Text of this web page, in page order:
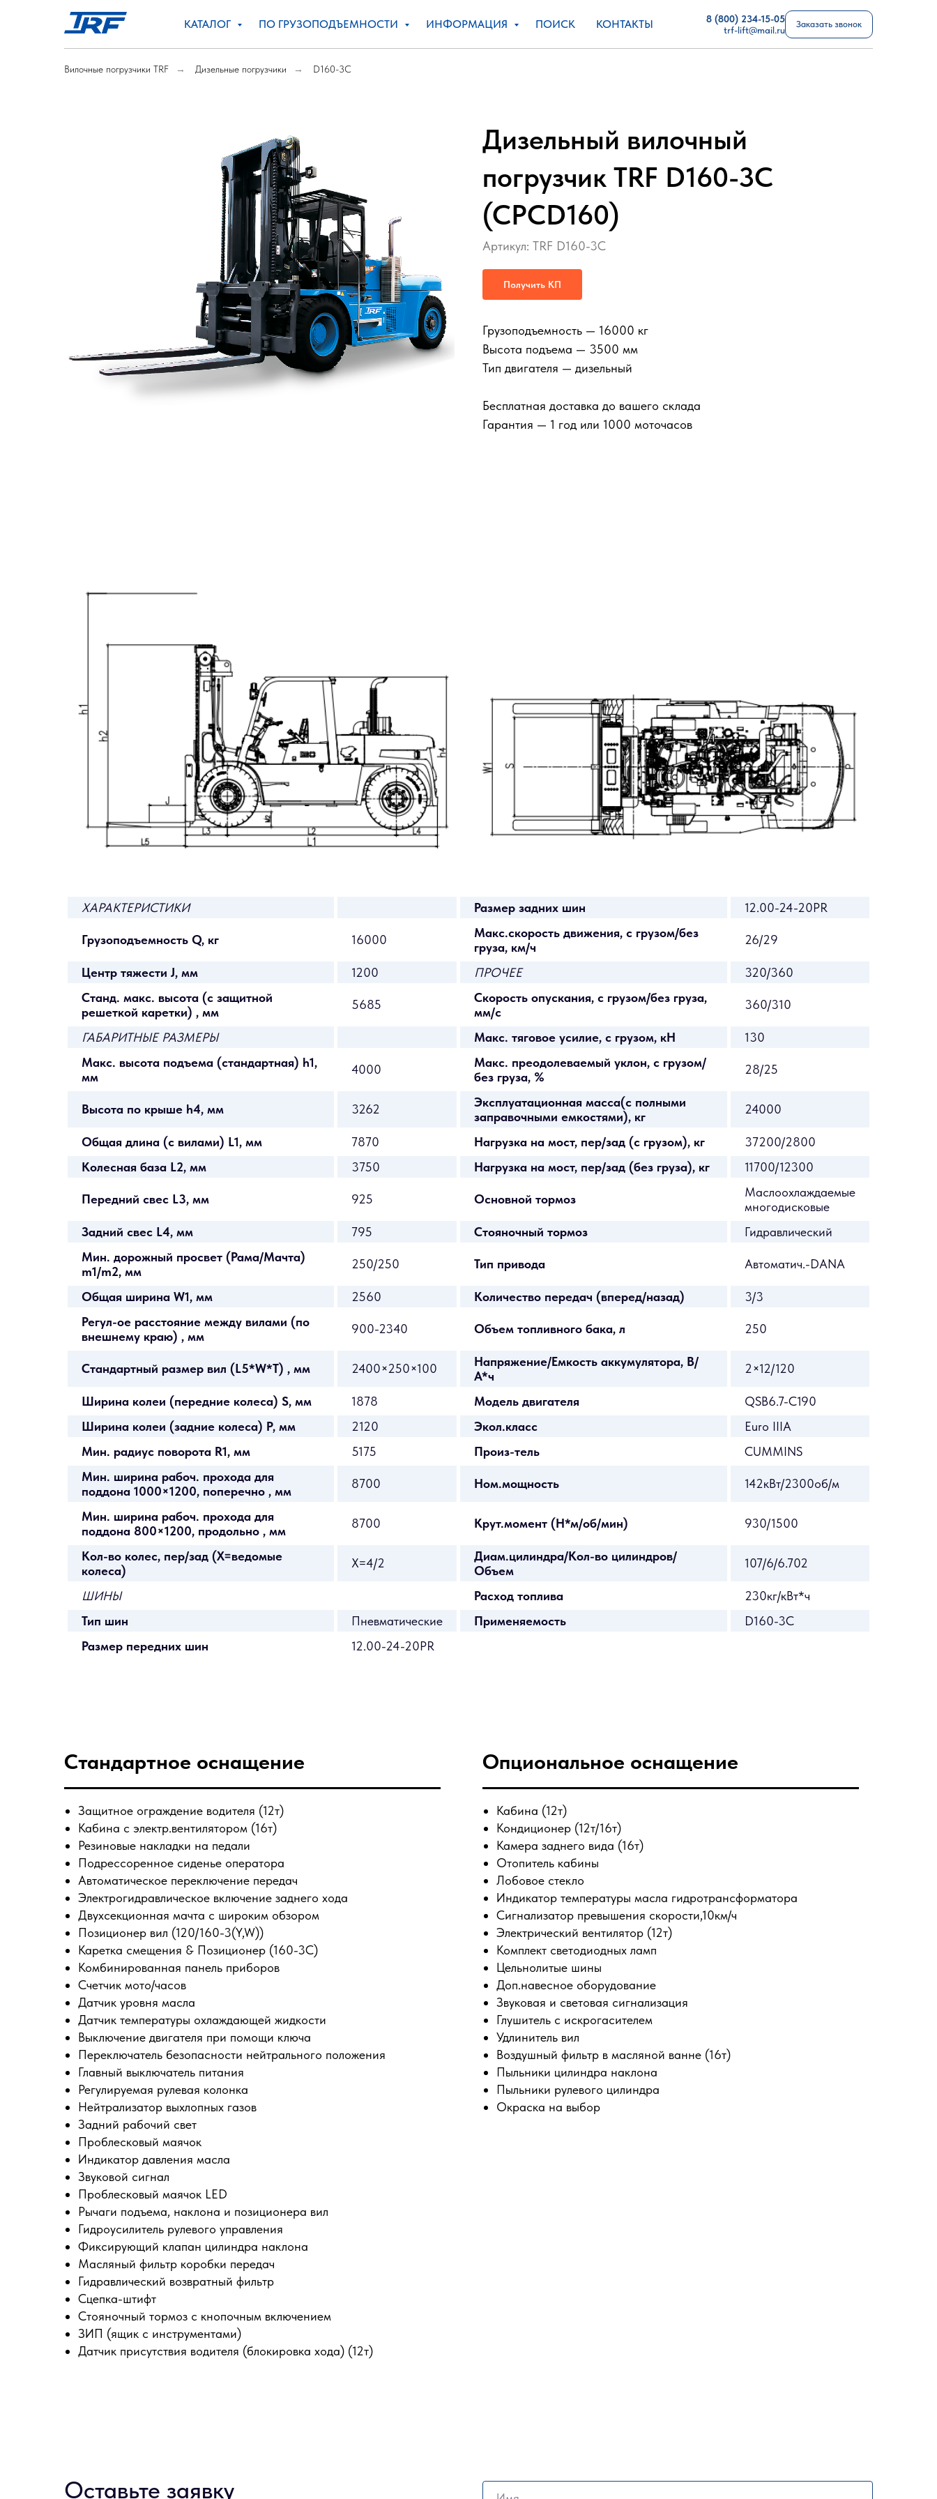
КАТАЛОГ ПО ГРУЗОПОДЪЕМНОСТИ ИНФОРМАЦИЯ ПОИСК КОНТАКТЫ
8 (800) 234-15-05
trf-lift@mail.ru
Заказать звонок
Вилочные погрузчики TRF → Дизельные погрузчики → D160-3C
Дизельный вилочный
погрузчик TRF D160-3C
(CPCD160)
Артикул: TRF D160-3C
Получить КП
Грузоподъемность — 16000 кг
Высота подъема — 3500 мм
Тип двигателя — дизельный
Бесплатная доставка до вашего склада
Гарантия — 1 год или 1000 моточасов
ХАРАКТЕРИСТИКИ Размер задних шин 12.00-24-20PR
Грузоподъемность Q, кг 16000
Макс.скорость движения, с грузом/без
груза, км/ч
26/29
Центр тяжести J, мм 1200 ПРОЧЕЕ
320/360
Станд. макс. высота (с защитной
решеткой каретки) , мм
5685
Скорость опускания, с грузом/без груза,
мм/с
360/310
ГАБАРИТНЫЕ РАЗМЕРЫ Макс. тяговое усилие, с грузом, кН
130
Макс. высота подъема (стандартная) h1,
мм
4000
Макс. преодолеваемый уклон, с грузом/
без груза, %
28/25
Высота по крыше h4, мм 3262
Эксплуатационная масса(с полными
заправочными емкостями), кг
24000
Общая длина (с вилами) L1, мм 7870 Нагрузка на мост, пер/зад (с грузом), кг
37200/2800
Колесная база L2, мм
3750 Нагрузка на мост, пер/зад (без груза), кг 11700/12300
Передний свес L3, мм 925 Основной тормоз
Маслоохлаждаемые
многодисковые
Задний свес L4, мм
795 Стояночный тормоз
Гидравлический
Мин. дорожный просвет (Рама/Мачта)
m1/m2, мм
250/250 Тип привода Автоматич.-DANA
Общая ширина W1, мм 2560 Количество передач (вперед/назад)
3/3
Регул-ое расстояние между вилами (по
внешнему краю) , мм
900-2340 Объем топливного бака, л 250
Стандартный размер вил (L5*W*T) , мм 2400×250×100
Напряжение/Емкость аккумулятора, В/
А*ч
2×12/120
Ширина колеи (передние колеса) S, мм 1878 Модель двигателя
QSB6.7-C190
Ширина колеи (задние колеса) P, мм
2120 Экол.класс
Euro IIIA
Мин. радиус поворота R1, мм
5175 Произ-тель
CUMMINS
Мин. ширина рабоч. прохода для
поддона 1000×1200, поперечно , мм
8700 Ном.мощность 142кВт/2300об/м
Мин. ширина рабоч. прохода для
поддона 800×1200, продольно , мм
8700 Крут.момент (Н*м/об/мин) 930/1500
Кол-во колес, пер/зад (X=ведомые
колеса)
X=4/2
Диам.цилиндра/Кол-во цилиндров/
Объем
107/6/6.702
ШИНЫ Расход топлива
230кг/кВт*ч
Тип шин
Пневматические Применяемость
D160-3C
Размер передних шин
12.00-24-20PR
Стандартное оснащение
Защитное ограждение водителя (12т)
Кабина с электр.вентилятором (16т)
Резиновые накладки на педали
Подрессоренное сиденье оператора
Автоматическое переключение передач
Электрогидравлическое включение заднего хода
Двухсекционная мачта с широким обзором
Позиционер вил (120/160-3(Y,W))
Каретка смещения & Позиционер (160-3C)
Комбинированная панель приборов
Счетчик мото/часов
Датчик уровня масла
Датчик температуры охлаждающей жидкости
Выключение двигателя при помощи ключа
Переключатель безопасности нейтрального положения
Главный выключатель питания
Регулируемая рулевая колонка
Нейтрализатор выхлопных газов
Задний рабочий свет
Проблесковый маячок
Индикатор давления масла
Звуковой сигнал
Проблесковый маячок LED
Рычаги подъема, наклона и позиционера вил
Гидроусилитель рулевого управления
Фиксирующий клапан цилиндра наклона
Масляный фильтр коробки передач
Гидравлический возвратный фильтр
Сцепка-штифт
Стояночный тормоз с кнопочным включением
ЗИП (ящик с инструментами)
Датчик присутствия водителя (блокировка хода) (12т)
Опциональное оснащение
Кабина (12т)
Кондиционер (12т/16т)
Камера заднего вида (16т)
Отопитель кабины
Лобовое стекло
Индикатор температуры масла гидротрансформатора
Сигнализатор превышения скорости,10км/ч
Электрический вентилятор (12т)
Комплект светодиодных ламп
Цельнолитые шины
Доп.навесное оборудование
Звуковая и световая сигнализация
Глушитель с искрогасителем
Удлинитель вил
Воздушный фильтр в масляной ванне (16т)
Пыльники цилиндра наклона
Пыльники рулевого цилиндра
Окраска на выбор
Оставьте заявку